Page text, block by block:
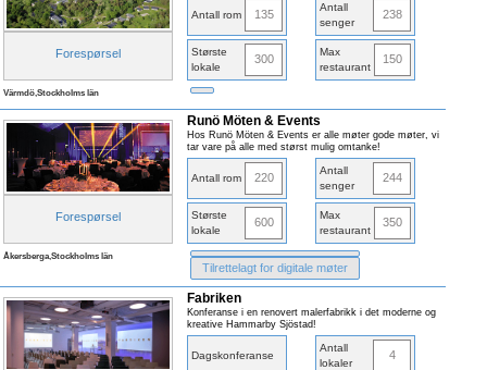
Forespørsel
Antall rom 135
Antall
senger
238
Største
lokale
300
Max
restaurant
150
Värmdö,Stockholms län
Forespørsel
Runö Möten & Events
Hos Runö Möten & Events er alle møter gode møter, vi
tar vare på alle med størst mulig omtanke!
Antall rom 220
Antall
senger
244
Største
lokale
600
Max
restaurant
350
Åkersberga,Stockholms län
Tilrettelagt for digitale møter
Fabriken
Konferanse i en renovert malerfabrikk i det moderne og
kreative Hammarby Sjöstad!
Dagskonferanse
Antall
lokaler
4